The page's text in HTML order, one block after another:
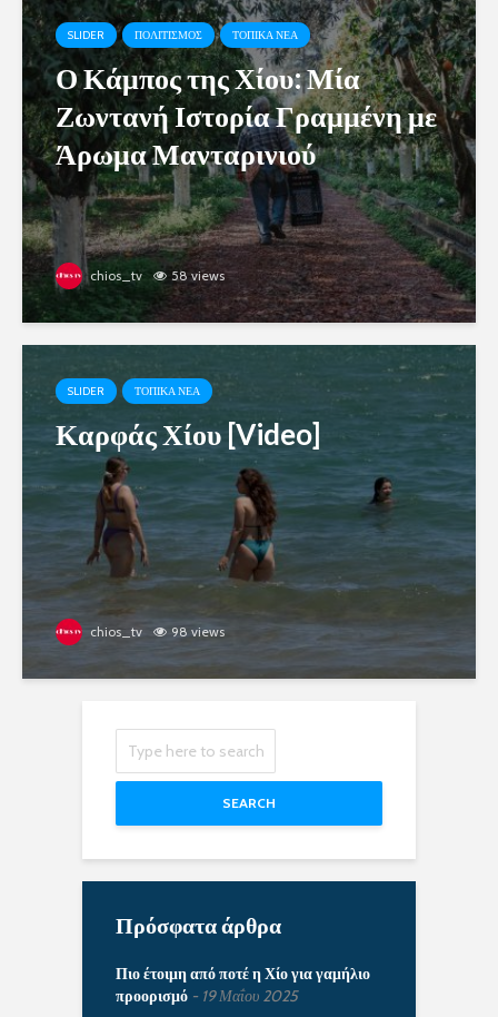
SLIDER ΠΟΛΙΤΙΣΜΟΣ ΤΟΠΙΚΑ ΝΕΑ
Ο Κάμπος της Χίου: Μία
Ζωντανή Ιστορία Γραμμένη με
Άρωμα Μανταρινιού
chios_tv 58 views
SLIDER ΤΟΠΙΚΑ ΝΕΑ
Καρφάς Χίου [Video]
chios_tv 98 views
SEARCH
Πρόσφατα άρθρα
Πιο έτοιμη από ποτέ η Χίο για γαμήλιο
προορισμό
19 Μαΐου 2025